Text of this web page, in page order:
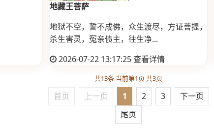
地藏王菩萨
地狱不空，誓不成佛，众生渡尽，方证菩提，
杀生害灵，冤亲债主，往生净...
2026-07-22 13:17:25查看详情
共13条 当前第1页 共3页
首页 上一页 1 2 3
下一页
尾页